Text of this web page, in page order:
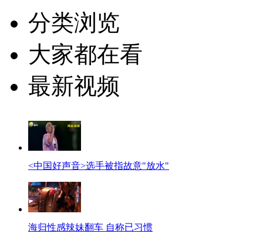
分类浏览
大家都在看
最新视频
<中国好声音>选手被指故意"放水"
海归性感辣妹翻车 自称已习惯